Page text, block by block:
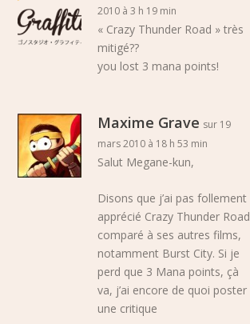
2010 à 3 h 19 min
« Crazy Thunder Road » très
mitigé??
you lost 3 mana points!
Maxime Grave sur 19
mars 2010 à 18 h 53 min
Salut Megane-kun,
Disons que j’ai pas follement
apprécié Crazy Thunder Road
comparé à ses autres films,
notamment Burst City. Si je
perd que 3 Mana points, çà
va, j’ai encore de quoi poster
une critique